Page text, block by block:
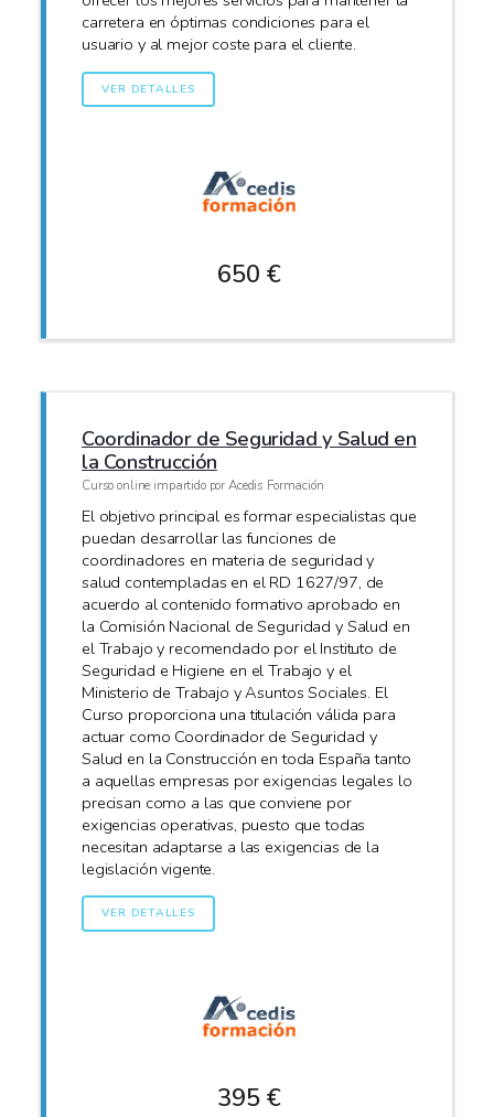
carretera en óptimas condiciones para el
usuario y al mejor coste para el cliente.
VER DETALLES
650 €
Coordinador de Seguridad y Salud en
la Construcción
Curso online impartido por Acedis Formación
El objetivo principal es formar especialistas que
puedan desarrollar las funciones de
coordinadores en materia de seguridad y
salud contempladas en el RD 1627/97, de
acuerdo al contenido formativo aprobado en
la Comisión Nacional de Seguridad y Salud en
el Trabajo y recomendado por el Instituto de
Seguridad e Higiene en el Trabajo y el
Ministerio de Trabajo y Asuntos Sociales. El
Curso proporciona una titulación válida para
actuar como Coordinador de Seguridad y
Salud en la Construcción en toda España tanto
a aquellas empresas por exigencias legales lo
precisan como a las que conviene por
exigencias operativas, puesto que todas
necesitan adaptarse a las exigencias de la
legislación vigente.
VER DETALLES
395 €